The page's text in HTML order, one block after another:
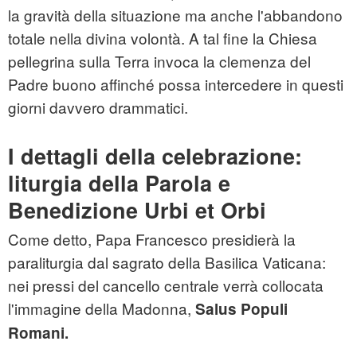
la gravità della situazione ma anche l'abbandono
totale nella divina volontà. A tal fine la Chiesa
pellegrina sulla Terra invoca la clemenza del
Padre buono affinché possa intercedere in questi
giorni davvero drammatici.
I dettagli della celebrazione:
liturgia della Parola e
Benedizione Urbi et Orbi
Come detto, Papa Francesco presidierà la
paraliturgia dal sagrato della Basilica Vaticana:
nei pressi del cancello centrale verrà collocata
l'immagine della Madonna, Salus Populi
Romani.